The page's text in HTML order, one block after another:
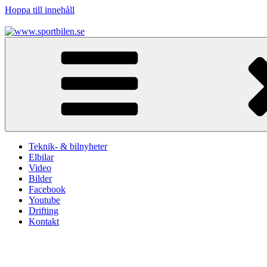
Hoppa till innehåll
www.sportbilen.se
Teknik- & bilnyheter
Elbilar
Video
Bilder
Facebook
Youtube
Drifting
Kontakt